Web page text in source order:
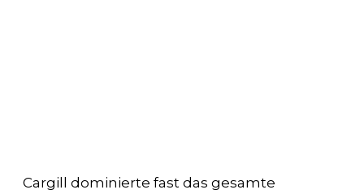
Cargill dominierte fast das gesamte